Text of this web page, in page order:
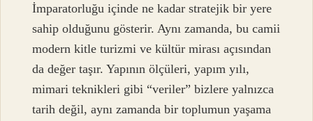
İmparatorluğu içinde ne kadar stratejik bir yere
sahip olduğunu gösterir. Aynı zamanda, bu camii
modern kitle turizmi ve kültür mirası açısından
da değer taşır. Yapının ölçüleri, yapım yılı,
mimari teknikleri gibi “veriler” bizlere yalnızca
tarih değil, aynı zamanda bir toplumun yaşama